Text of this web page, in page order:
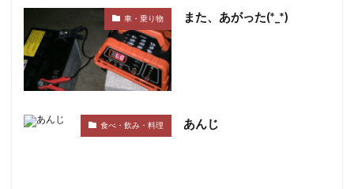
車・乗り物 また、あがった(*_*)
食べ・飲み・料理 あんじ